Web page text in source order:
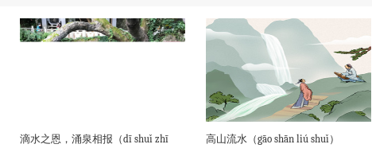
滴水之恩，涌泉相报（dī shuǐ zhī
高山流水（gāo shān liú shuǐ）